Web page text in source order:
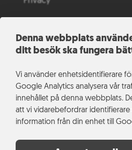
Denna webbplats
ditt besök ska fungera
Vi använder enhetsidentifierare
Google Analytics analysera vår
innehållet på denna webbplats.
att vi vidarebefordrar identifierare
information från din enhet till